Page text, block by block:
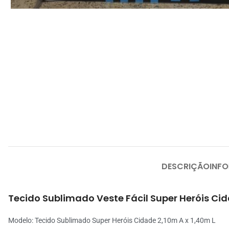
DESCRIÇÃO
Tecido Sublimado Veste Fácil Super Heróis
Modelo: Tecido Sublimado Super Heróis Cidade 2,10m A x 1,40m L